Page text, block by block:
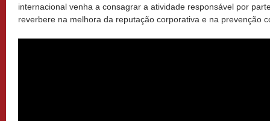
internacional venha a consagrar a atividade responsável por
reverbere na melhora da reputação corporativa e na prevenção